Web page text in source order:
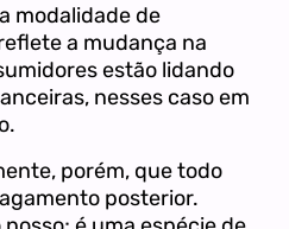
modalidade de
a mudança na
estão lidando
nesses caso em
porém, que todo
posterior.